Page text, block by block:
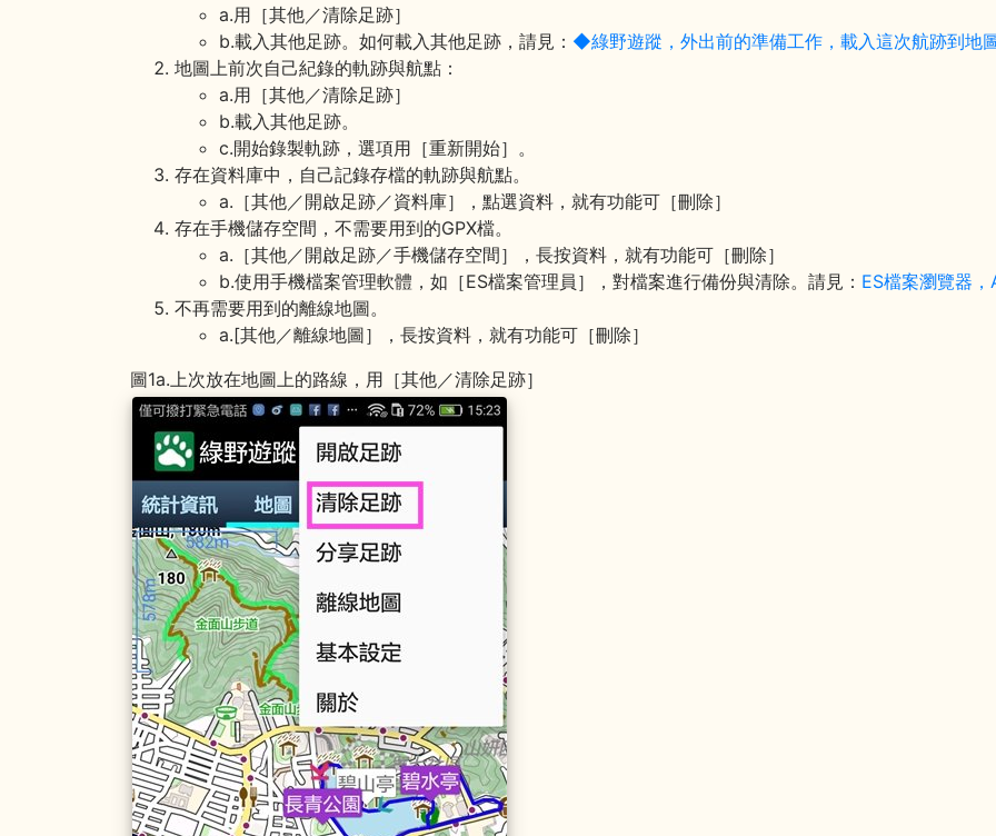
a.用［其他／清除足跡］
b.載入其他足跡。如何載入其他足跡，請見： ◆綠野遊蹤，外出前的準備工作，載入這次航跡到地
地圖上前次自己紀錄的軌跡與航點：
a.用［其他／清除足跡］
b.載入其他足跡。
c.開始錄製軌跡，選項用［重新開始］。
存在資料庫中，自己記錄存檔的軌跡與航點。
a.［其他／開啟足跡／資料庫］，點選資料，就有功能可［刪除］
存在手機儲存空間，不需要用到的GPX檔。
a.［其他／開啟足跡／手機儲存空間］，長按資料，就有功能可［刪除］
b.使用手機檔案管理軟體，如［ES檔案管理員］，對檔案進行備份與清除。請見： ES檔案瀏覽器
不再需要用到的離線地圖。
a.[其他／離線地圖］，長按資料，就有功能可［刪除］
圖1a.上次放在地圖上的路線，用［其他／清除足跡］